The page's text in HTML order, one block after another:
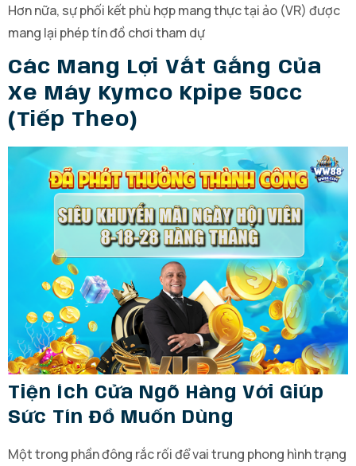
Hơn nữa, sự phối kết phù hợp mang thực tại ảo (VR) được
mang lại phép tín đồ chơi tham dự
Các Mang Lợi Vắt Gắng Của
Xe Máy Kymco Kpipe 50cc
(tiếp Theo)
Tiện Ích Cửa Ngõ Hàng Với Giúp
Sức Tín Đồ Muốn Dùng
Một trong phần đông rắc rối để vai trung phong hình trạng